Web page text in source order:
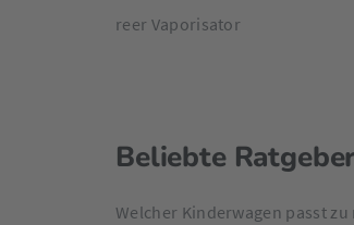
reer Vaporisator
Beliebte
Welcher Kinderwagen passt zu